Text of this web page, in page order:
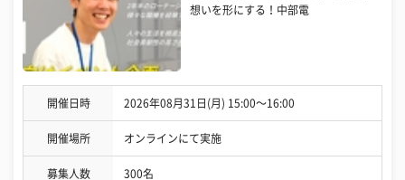
想いを形にする！中部電
開催日時 2026年08月31日(月) 15:00〜16:00
開催場所 オンラインにて実施
募集人数 300名